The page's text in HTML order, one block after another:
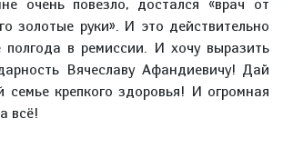
очень повезло, достался «врач от
золотые руки». И это действительно
в ремиссии. И хочу выразить
Вячеславу Афандиевичу! Дай
крепкого здоровья! И огромная
всё!